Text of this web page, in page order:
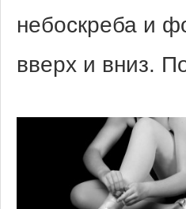
небоскреба и
вверх и вниз.